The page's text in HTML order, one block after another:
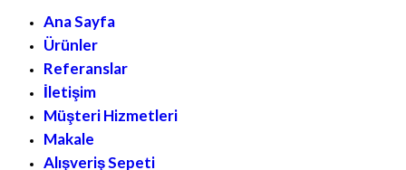
Ana Sayfa
Ürünler
Referanslar
İletişim
Müşteri Hizmetleri
Makale
Alışveriş Sepeti